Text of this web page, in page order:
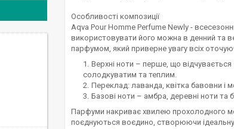
Особливості композиції
Aqva Pour Homme Perfume Newly -
використовувати його можна в денний та
парфумом, який приверне увагу всіх
Верхні ноти – перше, що
солодкуватим та теплим.
Переклад: лаванда, квітка бавовни і
Базові ноти – амбра, деревні ноти та
Парфуми накриває хвилею прохолодного
поєднуються воєдино, створюючи ідеальну